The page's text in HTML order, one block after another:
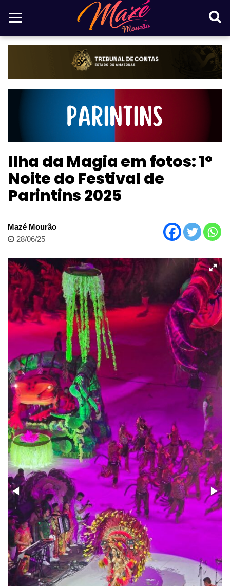
Ilha da Magia em fotos: 1°
Noite do Festival de
Parintins 2025
Mazé Mourão
28/06/25